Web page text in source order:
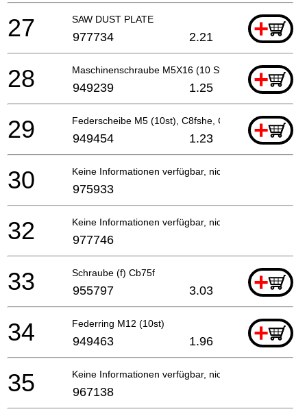
SAW DUST PLATE +
27 977734 2.21
Maschinenschraube M5X16 (10 Stücke) +
28 949239 1.25
Federscheibe M5 (10st), C8fshe, C8fse +
29 949454 1.23
Keine Informationen verfügbar, nicht bestellbar
30 975933
Keine Informationen verfügbar, nicht bestellbar
32 977746
Schraube (f) Cb75f +
33 955797 3.03
Federring M12 (10st) +
34 949463 1.96
Keine Informationen verfügbar, nicht bestellbar
35 967138